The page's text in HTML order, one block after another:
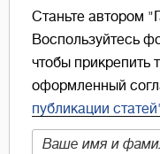
Станьте автором
Воспользуйтесь
чтобы прикрепить
оформленный
публикации